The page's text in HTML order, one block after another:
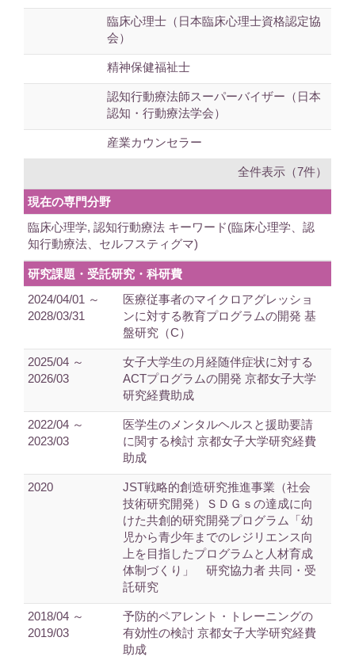
臨床心理士（日本臨床心理士資格認定協
会）
精神保健福祉士
認知行動療法師スーパーバイザー（日本
認知・行動療法学会）
産業カウンセラー
全件表示（7件）
現在の専門分野
臨床心理学, 認知行動療法 キーワード(臨床心理学、認
知行動療法、セルフスティグマ)
研究課題・受託研究・科研費
2024/04/01 ～
2028/03/31
医療従事者のマイクロアグレッショ
ンに対する教育プログラムの開発 基
盤研究（C）
2025/04 ～
2026/03
女子大学生の月経随伴症状に対する
ACTプログラムの開発 京都女子大学
研究経費助成
2022/04 ～
2023/03
医学生のメンタルヘルスと援助要請
に関する検討 京都女子大学研究経費
助成
2020
JST戦略的創造研究推進事業（社会
技術研究開発）ＳＤＧｓの達成に向
けた共創的研究開発プログラム「幼
児から青少年までのレジリエンス向
上を目指したプログラムと人材育成
体制づくり」 研究協力者 共同・受
託研究
2018/04 ～
2019/03
予防的ペアレント・トレーニングの
有効性の検討 京都女子大学研究経費
助成